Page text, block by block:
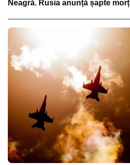
Neagră. Rusia anunță șapte